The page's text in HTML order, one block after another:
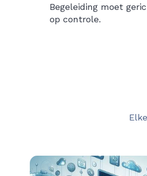
Begeleiding moet
op controle.